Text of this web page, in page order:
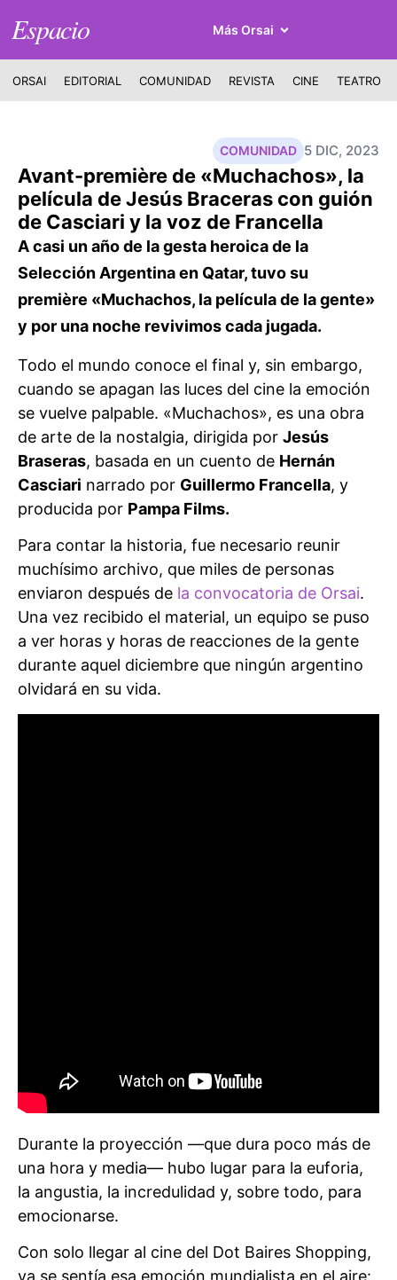
Espacio Más Orsai
ORSAI EDITORIAL COMUNIDAD REVISTA CINE TEATRO
5 DIC, 2023
COMUNIDAD
Avant-première de «Muchachos», la
película de Jesús Braceras con guión
de Casciari y la voz de Francella
A casi un año de la gesta heroica de la
Selección Argentina en Qatar, tuvo su
première «Muchachos, la película de la gente»
y por una noche revivimos cada jugada.
Todo el mundo conoce el final y, sin embargo,
cuando se apagan las luces del cine la emoción
se vuelve palpable. «Muchachos», es una obra
de arte de la nostalgia, dirigida por Jesús
Braseras, basada en un cuento de Hernán
Casciari narrado por Guillermo Francella, y
producida por Pampa Films.
Para contar la historia, fue necesario reunir
muchísimo archivo, que miles de personas
enviaron después de la convocatoria de Orsai.
Una vez recibido el material, un equipo se puso
a ver horas y horas de reacciones de la gente
durante aquel diciembre que ningún argentino
olvidará en su vida.
Durante la proyección —que dura poco más de
una hora y media— hubo lugar para la euforia,
la angustia, la incredulidad y, sobre todo, para
emocionarse.
Con solo llegar al cine del Dot Baires Shopping,